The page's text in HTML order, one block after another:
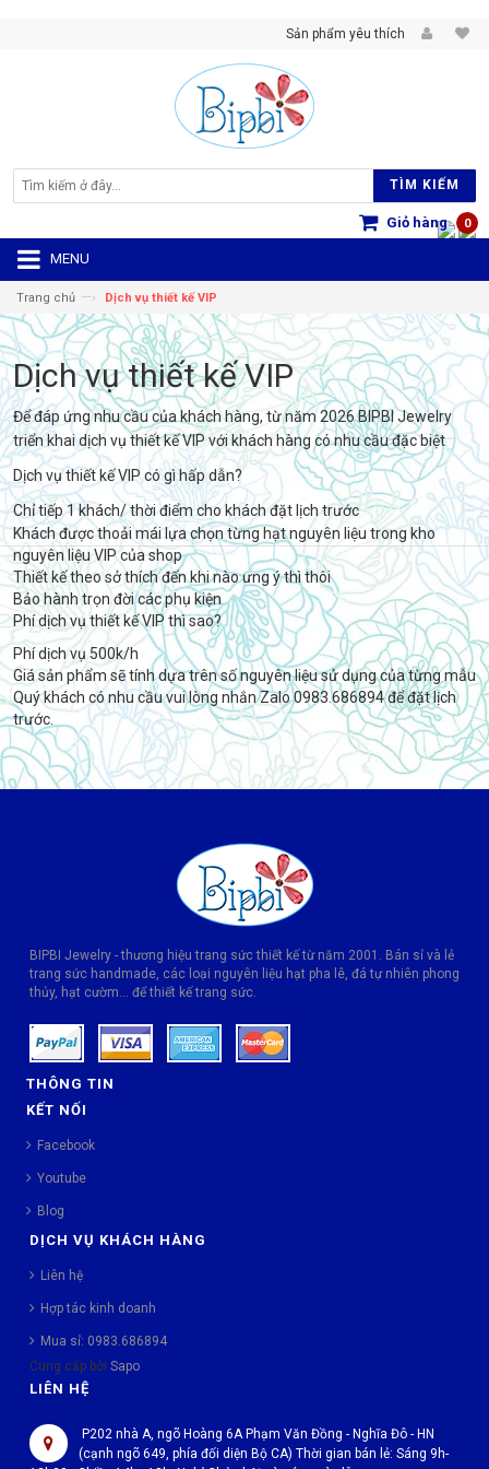
Sản phẩm yêu thích
TÌM KIẾM
Giỏ hàng 0
MENU
Trang chủ —› Dịch vụ thiết kế VIP
Dịch vụ thiết kế VIP
Để đáp ứng nhu cầu của khách hàng, từ năm 2026 BIPBI Jewelry
triển khai dịch vụ thiết kế VIP với khách hàng có nhu cầu đặc biệt
Dịch vụ thiết kế VIP có gì hấp dẫn?
Chỉ tiếp 1 khách/ thời điểm cho khách đặt lịch trước
Khách được thoải mái lựa chọn từng hạt nguyên liệu trong kho
nguyên liệu VIP của shop
Thiết kế theo sở thích đến khi nào ưng ý thì thôi
Bảo hành trọn đời các phụ kiện
Phí dịch vụ thiết kế VIP thì sao?
Phí dịch vụ 500k/h
Giá sản phẩm sẽ tính dựa trên số nguyên liệu sử dụng của từng mẫu
Quý khách có nhu cầu vui lòng nhắn Zalo 0983.686894 để đặt lịch
trước.
BIPBI Jewelry - thương hiệu trang sức thiết kế từ năm 2001. Bán sỉ và lẻ
trang sức handmade, các loại nguyên liệu hạt pha lê, đá tự nhiên phong
thủy, hạt cườm... để thiết kế trang sức.
THÔNG TIN
KẾT NỐI
Facebook
Youtube
Blog
DỊCH VỤ KHÁCH HÀNG
Liên hệ
Hợp tác kinh doanh
Mua sỉ: 0983.686894
Cung cấp bởi Sapo
LIÊN HỆ
P202 nhà A, ngõ Hoàng 6A Phạm Văn Đồng - Nghĩa Đô - HN
(cạnh ngõ 649, phía đối diện Bộ CA) Thời gian bán lẻ: Sáng 9h-